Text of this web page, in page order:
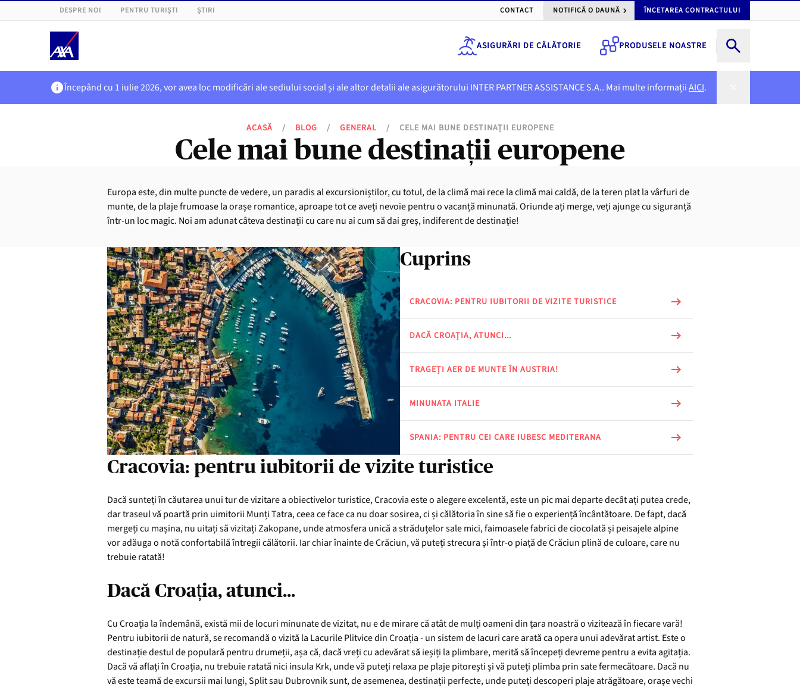
DESPRE NOI PENTRU TURIȘTI ȘTIRI CONTACT NOTIFICĂ O DAUNĂ ÎNCETAREA CONTRACTULUI
ASIGURĂRI DE CĂLĂTORIE PRODUSELE NOASTRE
Începând cu 1 iulie 2026, vor avea loc modificări ale sediului social și ale altor detalii ale asigurătorului INTER PARTNER ASSISTANCE S.A.. Mai multe informațiiAICI.
ACASĂ / BLOG / GENERAL / CELE MAI BUNE DESTINAȚII EUROPENE
Cele mai bune destinații europene
Europa este, din multe puncte de vedere, un paradis al excursioniștilor, cu totul, de la climă mai rece la climă mai caldă, de la teren plat la vârfuri de
munte, de la plaje frumoase la orașe romantice, aproape tot ce aveți nevoie pentru o vacanță minunată. Oriunde ați merge, veți ajunge cu siguranță
într-un loc magic. Noi am adunat câteva destinații cu care nu ai cum să dai greș, indiferent de destinație!
Cuprins
CRACOVIA: PENTRU IUBITORII DE VIZITE TURISTICE
DACĂ CROAȚIA, ATUNCI...
TRAGEȚI AER DE MUNTE ÎN AUSTRIA!
MINUNATA ITALIE
SPANIA: PENTRU CEI CARE IUBESC MEDITERANA
Cracovia: pentru iubitorii de vizite turistice
Dacă sunteți în căutarea unui tur de vizitare a obiectivelor turistice, Cracovia este o alegere excelentă, este un pic mai departe decât ați putea crede,
dar traseul vă poartă prin uimitorii Munți Tatra, ceea ce face ca nu doar sosirea, ci și călătoria în sine să fie o experiență încântătoare. De fapt, dacă
mergeți cu mașina, nu uitați să vizitați Zakopane, unde atmosfera unică a străduțelor sale mici, faimoasele fabrici de ciocolată și peisajele alpine
vor adăuga o notă confortabilă întregii călătorii. Iar chiar înainte de Crăciun, vă puteți strecura și într-o piață de Crăciun plină de culoare, care nu
trebuie ratată!
Dacă Croația, atunci...
Cu Croația la îndemână, există mii de locuri minunate de vizitat, nu e de mirare că atât de mulți oameni din țara noastră o vizitează în fiecare vară!
Pentru iubitorii de natură, se recomandă o vizită la Lacurile Plitvice din Croația - un sistem de lacuri care arată ca opera unui adevărat artist. Este o
destinație destul de populară pentru drumeții, așa că, dacă vreți cu adevărat să ieșiți la plimbare, merită să începeți devreme pentru a evita agitația.
Dacă vă aflați în Croația, nu trebuie ratată nici insula Krk, unde vă puteți relaxa pe plaje pitorești și vă puteți plimba prin sate fermecătoare. Dacă nu
vă este teamă de excursii mai lungi, Split sau Dubrovnik sunt, de asemenea, destinații perfecte, unde puteți descoperi plaje atrăgătoare, orașe vechi